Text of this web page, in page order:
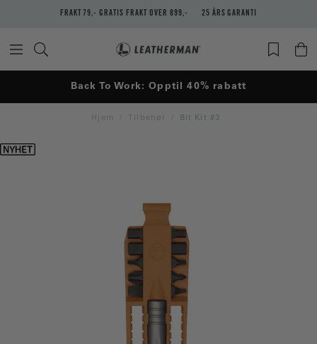
FRAKT 79,- GRATIS FRAKT OVER 899,- 25 ÅRS GARANTI
Back To Work: Opptil 40% rabatt
Hjem Tilbehør Bit Kit #3